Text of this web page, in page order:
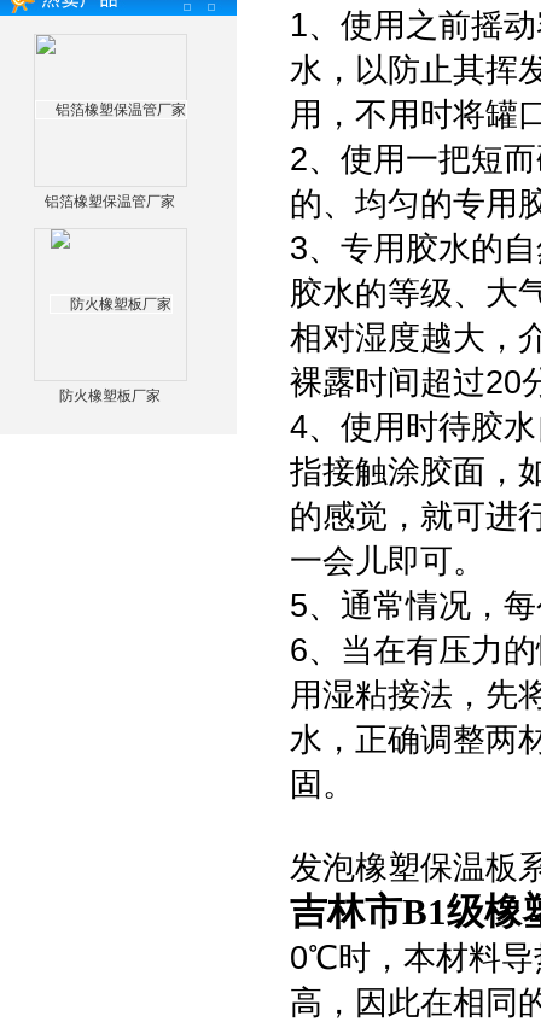
铝箔橡塑保温管厂家
防火橡塑板厂家
1、使用之前摇
水，以防止其挥
用，不用时将罐
2、使用一把短
的、均匀的专用
3、专用胶水的
胶水的等级、大
相对湿度越大，
裸露时间超过20
4、使用时待胶
指接触涂胶面，
的感觉，就可进
一会儿即可。
5、通常情况，
6、当在有压力
用湿粘接法，先
水，正确调整两
固。
发泡橡塑保温板
吉林市B1级橡
0℃时，本材料导
高，因此在相同